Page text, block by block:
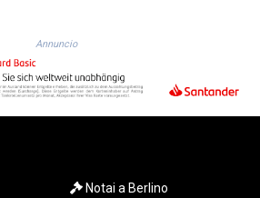
HTG 151.150865
IDR
IQD
Annuncio
Notai a Berlino